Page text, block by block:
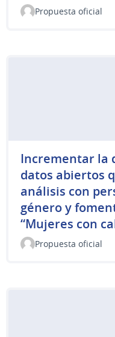
Propuesta oficial
Incrementar la
datos abiertos
análisis con
género y
“Mujeres con
Propuesta oficial